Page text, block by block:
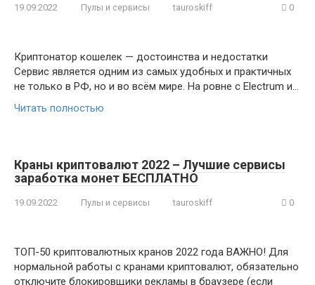
19.09.2022 Пулы и сервисы tauroskiff 0
Криптонатор кошелек — достоинства и недостатки
Сервис является одним из самых удобных и практичных
не только в РФ, но и во всём мире. На ровне с Electrum и…
Читать полностью
Краны криптовалют 2022 – Лучшие сервисы
заработка монет БЕСПЛАТНО
19.09.2022 Пулы и сервисы tauroskiff 0
ТОП-50 криптовалютных кранов 2022 года ВАЖНО! Для
нормальной работы с кранами криптовалют, обязательно
отключите блокировщики рекламы в браузере (если